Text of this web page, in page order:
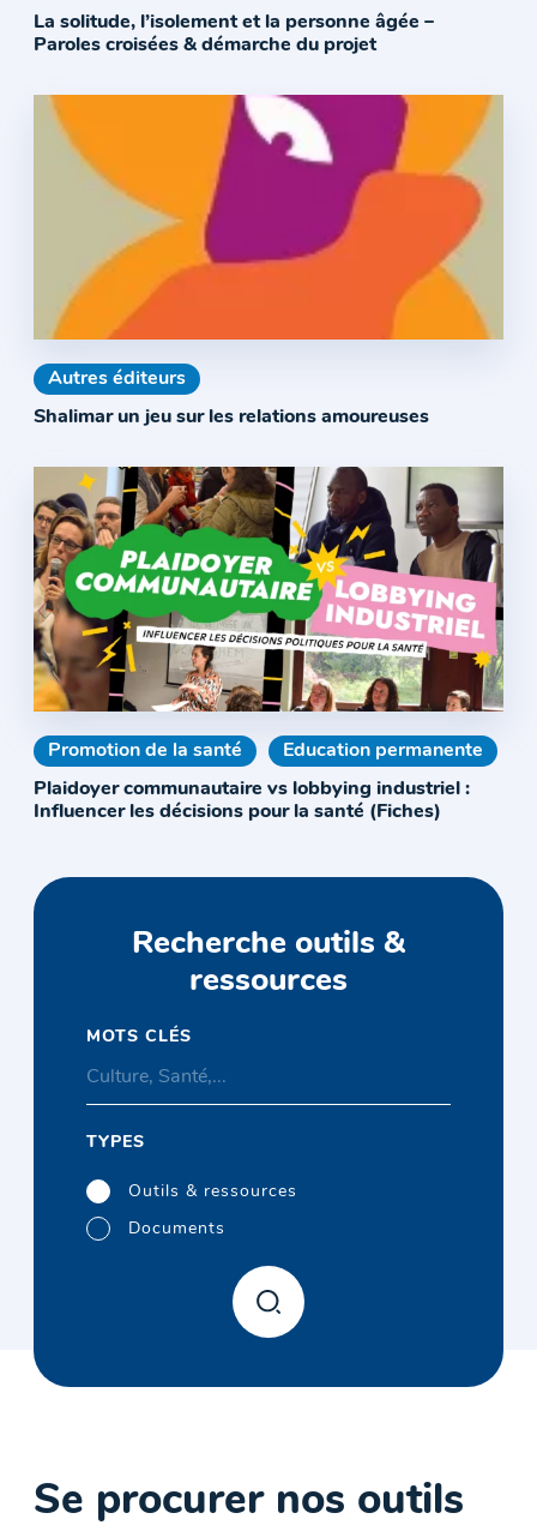
La solitude, l’isolement et la personne âgée –
Paroles croisées & démarche du projet
Autres éditeurs
Shalimar un jeu sur les relations amoureuses
Promotion de la santé
Education permanente
Plaidoyer communautaire vs lobbying industriel :
Influencer les décisions pour la santé (Fiches)
Recherche outils &
ressources
MOTS CLÉS
TYPES
Outils & ressources
Documents
Se procurer nos outils